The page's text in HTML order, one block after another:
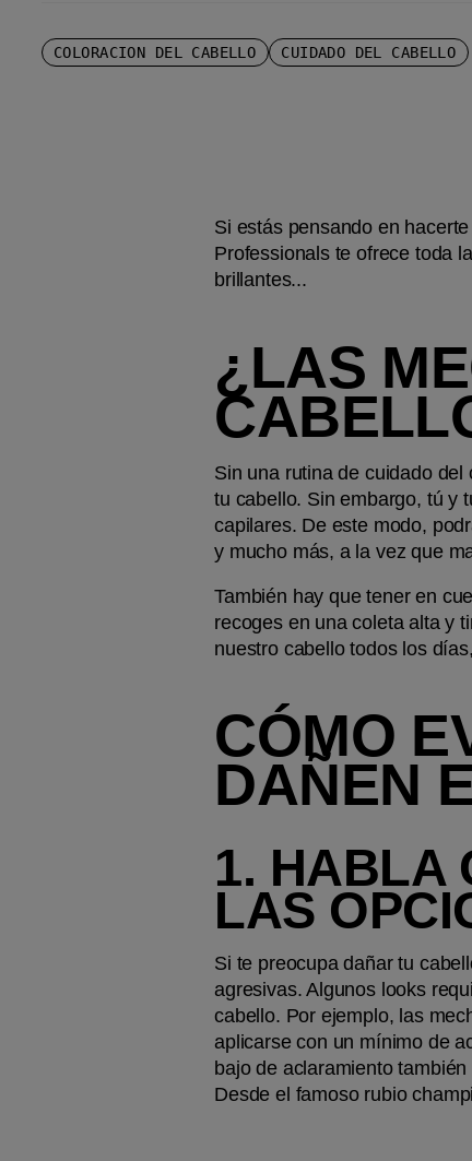
COLORACIÓN DEL CABELLO CUIDADO DEL CABELLO
Si estás pensando en
Professionals te ofrece toda
brillantes...
¿LAS
Sin una rutina de cuidado
tu cabello. Sin embargo, tú y
capilares. De este modo,
y mucho más, a la vez que
También hay que tener en
recoges en una coleta alta y
nuestro cabello todos los
CÓMO
DAÑEN
1. HABLA
LAS
Si te preocupa dañar tu
agresivas. Algunos looks
cabello. Por ejemplo, las
aplicarse con un mínimo de
bajo de aclaramiento
Desde el famoso rubio